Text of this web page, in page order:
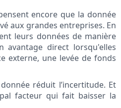
encore que la donnée
aux grandes entreprises. En
leurs données de manière
avantage direct lorsqu'elles
externe, une levée de fonds
réduit l’incertitude. Et
facteur qui fait baisser la